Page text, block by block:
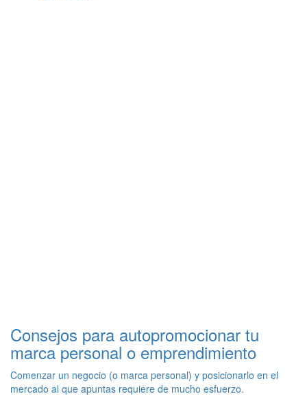
Consejos para autopromocionar tu
marca personal o emprendimiento
Comenzar un negocio (o marca personal) y posicionarlo en el
mercado al que apuntas requiere de mucho esfuerzo.